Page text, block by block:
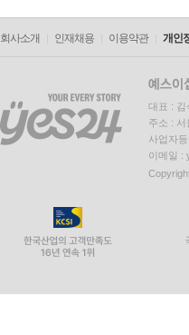
회사소개 인재채용 이용약관 개인
대표 : 김
주소 :
사업자
이메일 :